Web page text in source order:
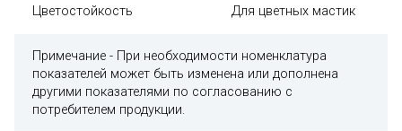
Цветостойкость Для цветных мастик
Примечание - При необходимости номенклатура
показателей может быть изменена или дополнена
другими показателями по согласованию с
потребителем продукции.